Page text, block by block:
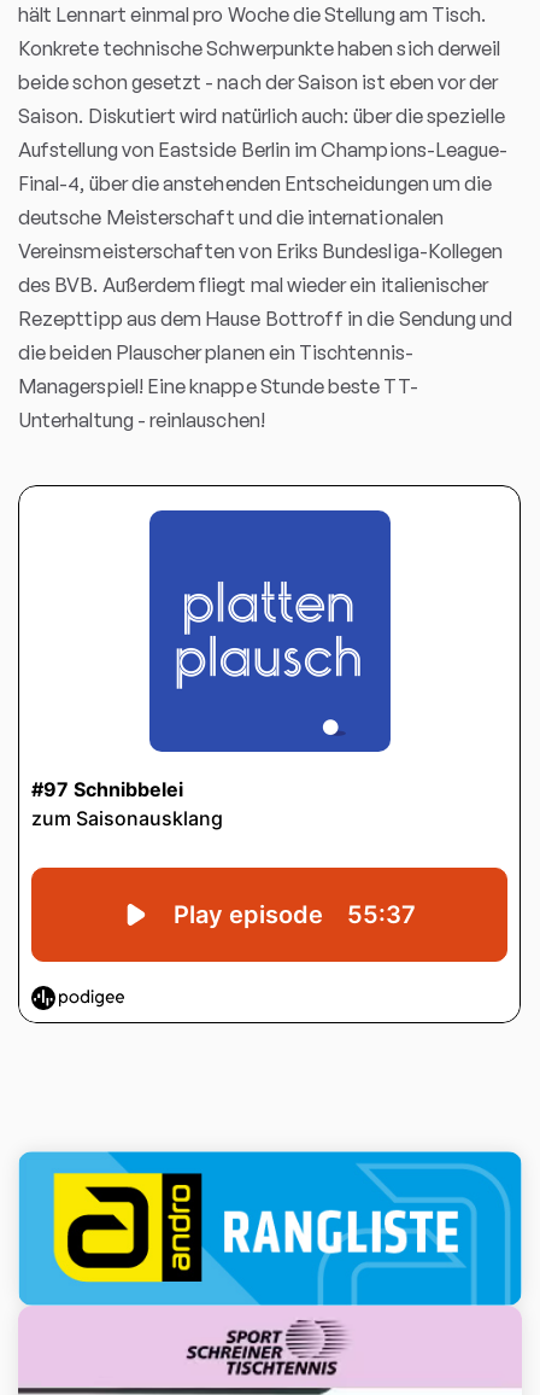
hält Lennart einmal pro Woche die Stellung am Tisch.
Konkrete technische Schwerpunkte haben sich derweil
beide schon gesetzt - nach der Saison ist eben vor der
Saison. Diskutiert wird natürlich auch: über die spezielle
Aufstellung von Eastside Berlin im Champions-League-
Final-4, über die anstehenden Entscheidungen um die
deutsche Meisterschaft und die internationalen
Vereinsmeisterschaften von Eriks Bundesliga-Kollegen
des BVB. Außerdem fliegt mal wieder ein italienischer
Rezepttipp aus dem Hause Bottroff in die Sendung und
die beiden Plauscher planen ein Tischtennis-
Managerspiel! Eine knappe Stunde beste TT-
Unterhaltung - reinlauschen!